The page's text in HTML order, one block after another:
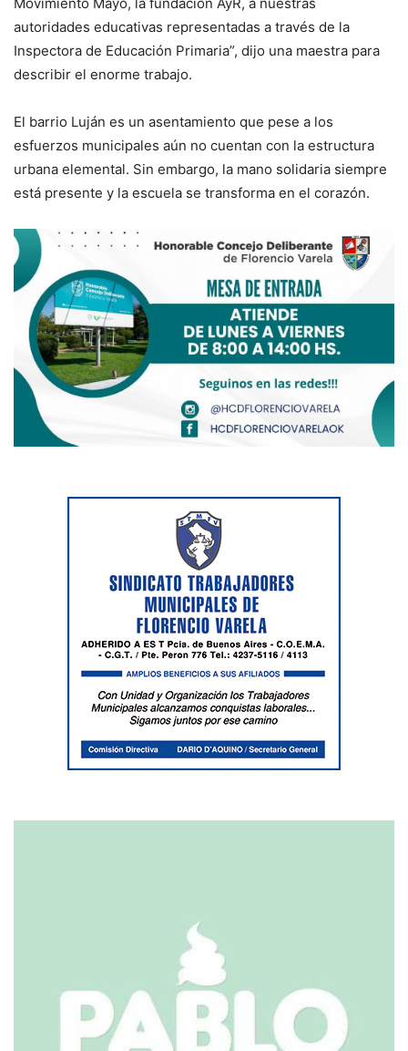
autoridades educativas representadas a través de la
Inspectora de Educación Primaria”, dijo una maestra para
describir el enorme trabajo.
El barrio Luján es un asentamiento que pese a los
esfuerzos municipales aún no cuentan con la estructura
urbana elemental. Sin embargo, la mano solidaria siempre
está presente y la escuela se transforma en el corazón.